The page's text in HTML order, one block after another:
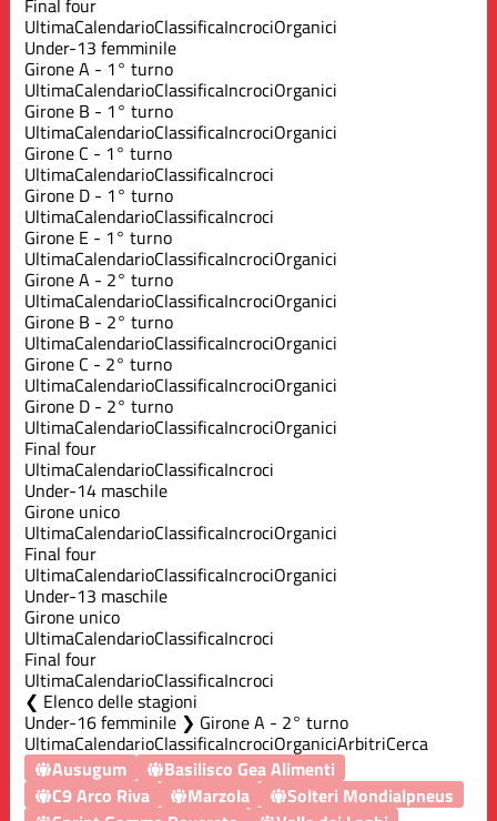
UltimaCalendarioClassificaIncrociOrganici
Under-13 femminile
Girone A - 1° turno
UltimaCalendarioClassificaIncrociOrganici
Girone B - 1° turno
UltimaCalendarioClassificaIncrociOrganici
Girone C - 1° turno
UltimaCalendarioClassificaIncroci
Girone D - 1° turno
UltimaCalendarioClassificaIncroci
Girone E - 1° turno
UltimaCalendarioClassificaIncrociOrganici
Girone A - 2° turno
UltimaCalendarioClassificaIncrociOrganici
Girone B - 2° turno
UltimaCalendarioClassificaIncrociOrganici
Girone C - 2° turno
UltimaCalendarioClassificaIncrociOrganici
Girone D - 2° turno
UltimaCalendarioClassificaIncrociOrganici
Final four
UltimaCalendarioClassificaIncroci
Under-14 maschile
Girone unico
UltimaCalendarioClassificaIncrociOrganici
Final four
UltimaCalendarioClassificaIncrociOrganici
Under-13 maschile
Girone unico
UltimaCalendarioClassificaIncroci
Final four
UltimaCalendarioClassificaIncroci
Elenco delle stagioni
Under-16 femminile ❯ Girone A - 2° turno
UltimaCalendarioClassificaIncrociOrganiciArbitriCerca
Ausugum
Basilisco Gea Alimenti
C9 Arco Riva
Marzola
Solteri Mondialpneus